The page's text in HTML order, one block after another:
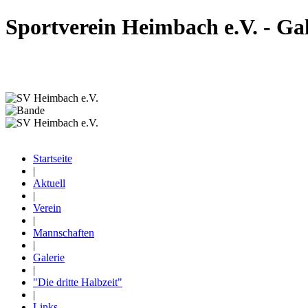
Sportverein Heimbach e.V. -
Startseite
|
Aktuell
|
Verein
|
Mannschaften
|
Galerie
|
"Die dritte Halbzeit"
|